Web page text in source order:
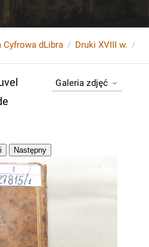
Cyfrowa dLibra Druki XVIII w.
Galeria zdjęć